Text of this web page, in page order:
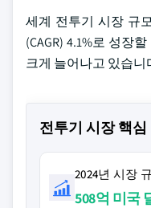
세계 전투기 시장 규
(CAGR) 4.1%로 성장
크게 늘어나고 있습니
전투기 시장 핵심
2024년 시장
508억 미국